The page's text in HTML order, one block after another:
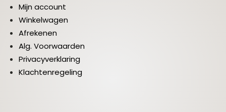
Mijn account
Winkelwagen
Afrekenen
Alg. Voorwaarden
Privacyverklaring
Klachtenregeling